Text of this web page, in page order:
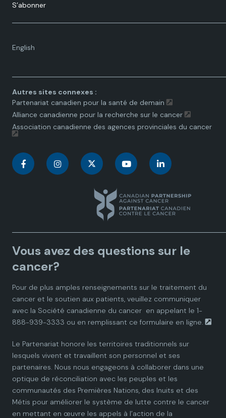
S’abonner
English
Language
Autres sites connexes :
Partenariat canadien pour la santé de demain
Alliance canadienne pour la recherche sur le cancer
Association canadienne des agences provinciales du cancer
C
a
d
a
n
P
a
r
C
a
d
a
n
P
a
r
n
a
d
a
n
P
a
r
C
n
a
d
a
n
P
a
r
C
n
a
d
a
n
P
a
r
Vous avez des questions sur le
cancer?
Pour de plus amples renseignements sur le traitement du
cancer et le soutien aux patients, veuillez communiquer
avec la Société canadienne du cancer en appelant le 1-
888-939-3333 ou en remplissant ce formulaire en ligne.
Le Partenariat honore les territoires traditionnels sur
lesquels vivent et travaillent son personnel et ses
partenaires. Nous nous engageons à collaborer dans une
optique de réconciliation avec les peuples et les
communautés des Premières Nations, des Inuits et des
Métis pour améliorer le système de lutte contre le cancer
en mettant en œuvre les appels à l’action de la